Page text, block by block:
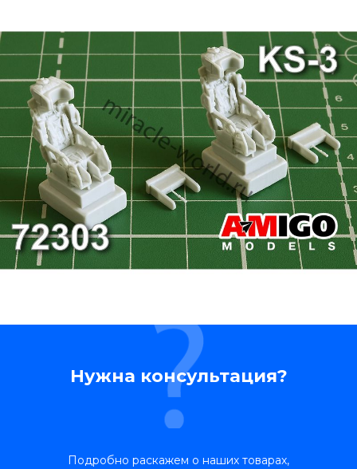
Нужна консультация?
Подробно раскажем о наших товарах,